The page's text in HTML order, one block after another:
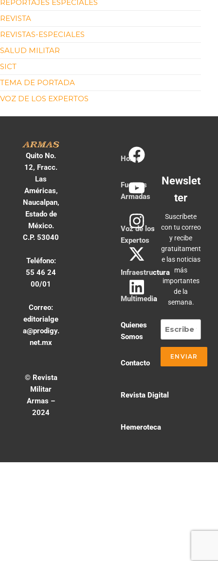
REPORTAJES ESPECIALES
REVISTA
REVISTAS-ESPECIALES
SALUD MILITAR
SICT
TEMA DE PORTADA
VOZ DE LOS EXPERTOS
Quito No.
12, Fracc.
Las
Américas,
Naucalpan,
Estado de
México.
C.P. 53040
Teléfono:
55 46 24
00/01
Correo:
editorialge
a@prodigy.
net.mx
© Revista
Militar
Armas –
2024
Home
Fuerzas
Armadas
Voz de los
Expertos
Infraestructura
Multimedia
Quienes
Somos
Contacto
Revista Digital
Hemeroteca
Newslet
ter
Suscríbete
con tu correo
y recibe
gratuitament
e las noticias
más
importantes
de la
semana.